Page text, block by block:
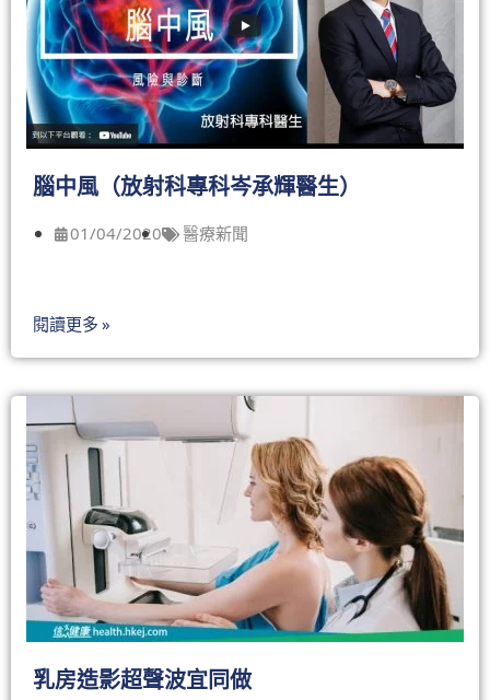
腦中風（放射科專科岑承輝醫生）
01/04/2020 醫療新聞
閱讀更多 »
乳房造影超聲波宜同做